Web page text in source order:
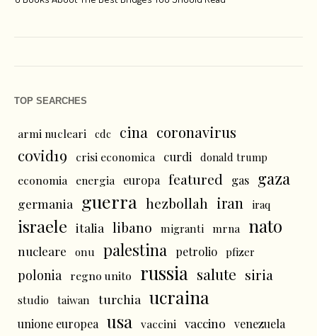
TOP SEARCHES
armi nucleari cdc cina coronavirus
covid19 crisi economica curdi donald trump
economia energia europa featured gas gaza
germania guerra hezbollah iran iraq
israele italia libano migranti mrna nato
nucleare onu palestina petrolio pfizer
polonia regno unito russia salute siria
studio taiwan turchia ucraina
unione europea usa vaccini vaccino venezuela